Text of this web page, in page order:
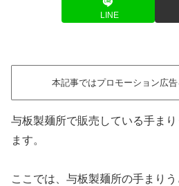
LINE
本記事ではプロモーション広告
与板製麺所で販売している手ま
ます。
ここでは、与板製麺所の手まり